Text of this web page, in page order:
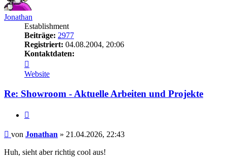
Jonathan
Establishment
Beiträge: 2977
Registriert: 04.08.2004, 20:06
Kontaktdaten:
von
Jonathan
Website
Re: Showroom - Aktuelle Arbeiten und Projekte
Beitrag
von Jonathan » 21.04.2026, 22:43
Huh, sieht aber richtig cool aus!